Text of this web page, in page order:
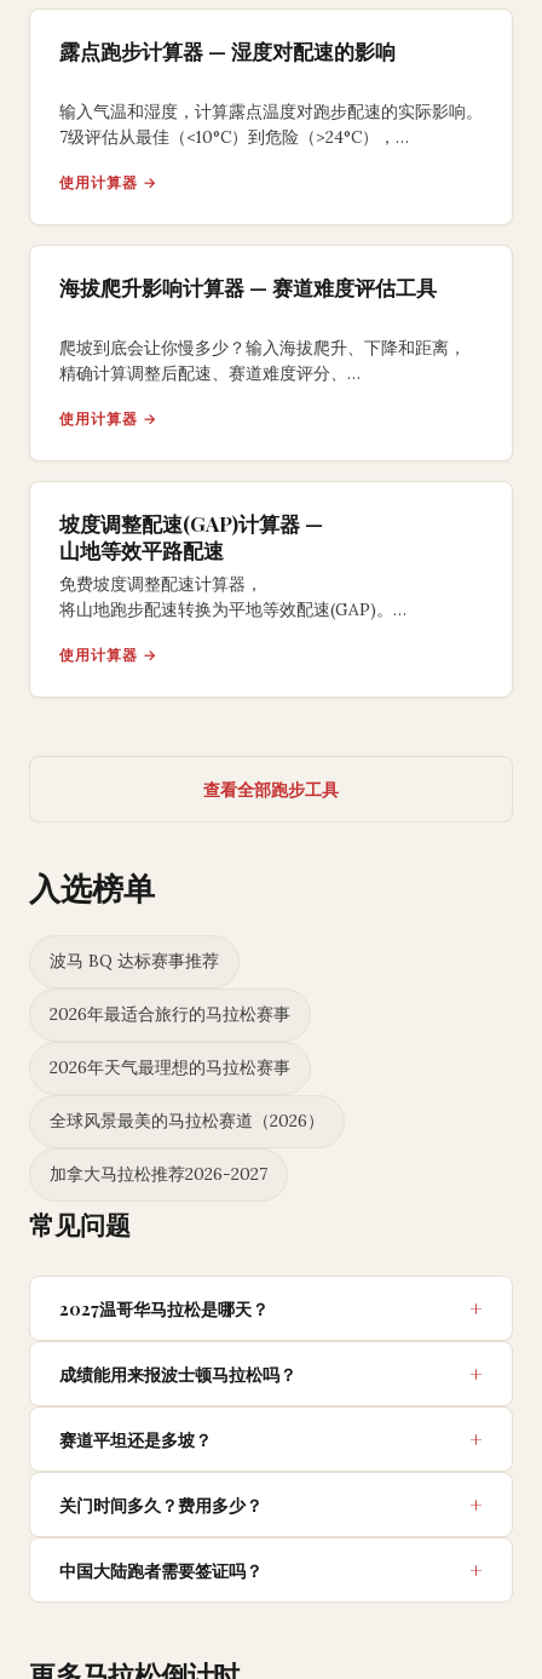
露点跑步计算器 — 湿度对配速的影响
输入气温和湿度，计算露点温度对跑步配速的实际影响。
7级评估从最佳（<10°C）到危险（>24°C），
使用计算器 →
海拔爬升影响计算器 — 赛道难度评估工具
爬坡到底会让你慢多少？输入海拔爬升、下降和距离，
精确计算调整后配速、赛道难度评分、
使用计算器 →
坡度调整配速(GAP)计算器 —
山地等效平路配速
免费坡度调整配速计算器，
将山地跑步配速转换为平地等效配速(GAP)。
将上坡和下坡跑步标准化，
使用计算器 →
查看全部跑步工具
入选榜单
波马 BQ 达标赛事推荐
2026年最适合旅行的马拉松赛事
2026年天气最理想的马拉松赛事
全球风景最美的马拉松赛道（2026）
加拿大马拉松推荐2026-2027
常见问题
2027温哥华马拉松是哪天？
成绩能用来报波士顿马拉松吗？
赛道平坦还是多坡？
关门时间多久？费用多少？
中国大陆跑者需要签证吗？